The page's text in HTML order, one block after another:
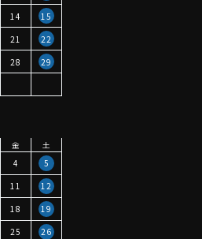
14
15
21
22
28
29
金
土
4
5
11
12
18
19
25
26